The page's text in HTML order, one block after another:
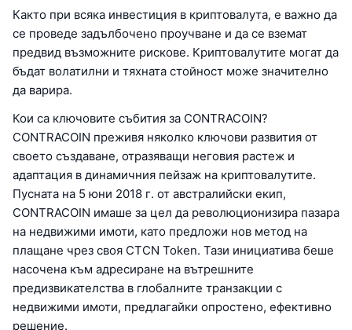
Както при всяка инвестиция в криптовалута, е важно да
се проведе задълбочено проучване и да се вземат
предвид възможните рискове. Криптовалутите могат да
бъдат волатилни и тяхната стойност може значително
да варира.
Кои са ключовите събития за CONTRACOIN?
CONTRACOIN преживя няколко ключови развития от
своето създаване, отразяващи неговия растеж и
адаптация в динамичния пейзаж на криптовалутите.
Пусната на 5 юни 2018 г. от австралийски екип,
CONTRACOIN имаше за цел да революционизира пазара
на недвижими имоти, като предложи нов метод на
плащане чрез своя CTCN Token. Тази инициатива беше
насочена към адресиране на вътрешните
предизвикателства в глобалните транзакции с
недвижими имоти, предлагайки опростено, ефективно
решение.